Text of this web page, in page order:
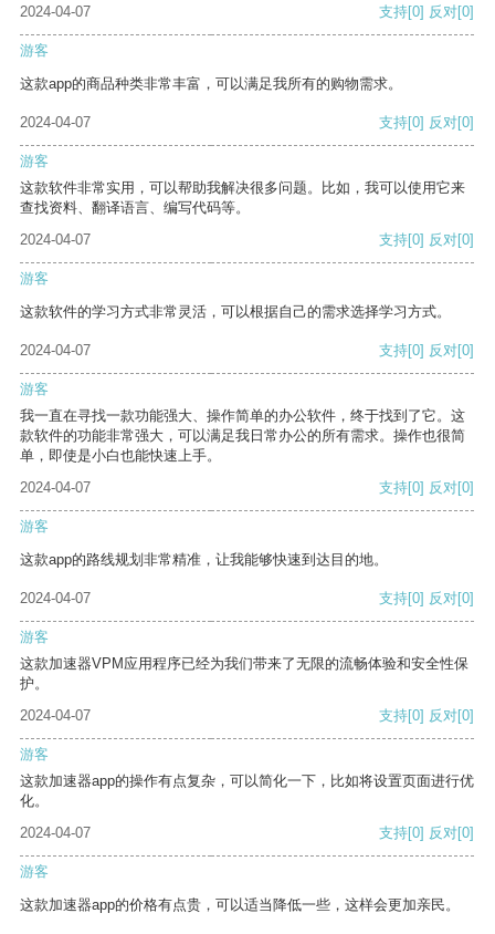
2024-04-07 支持[0] 反对[0]
游客
这款app的商品种类非常丰富，可以满足我所有的购物需求。
2024-04-07 支持[0] 反对[0]
游客
这款软件非常实用，可以帮助我解决很多问题。比如，我可以使用它来
查找资料、翻译语言、编写代码等。
2024-04-07
支持[0] 反对[0]
游客
这款软件的学习方式非常灵活，可以根据自己的需求选择学习方式。
2024-04-07 支持[0] 反对[0]
游客
我一直在寻找一款功能强大、操作简单的办公软件，终于找到了它。这
款软件的功能非常强大，可以满足我日常办公的所有需求。操作也很简
单，即使是小白也能快速上手。
2024-04-07
支持[0] 反对[0]
游客
这款app的路线规划非常精准，让我能够快速到达目的地。
2024-04-07 支持[0] 反对[0]
游客
这款加速器VPM应用程序已经为我们带来了无限的流畅体验和安全性保
护。
2024-04-07
支持[0] 反对[0]
游客
这款加速器app的操作有点复杂，可以简化一下，比如将设置页面进行优
化。
2024-04-07
支持[0] 反对[0]
游客
这款加速器app的价格有点贵，可以适当降低一些，这样会更加亲民。